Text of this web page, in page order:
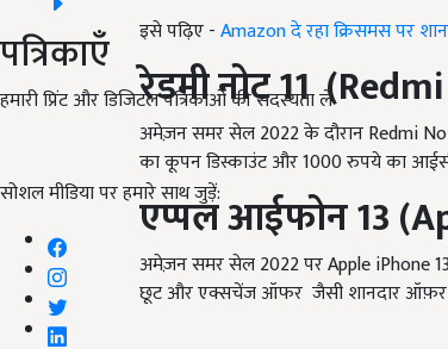
पत्रिकाएँ
हमारी प्रिंट और डिजिटल पत्रिकाओं की सदस्यता लें
सोशल मीडिया पर हमारे साथ जुड़ें:
इसे पढ़िए -Amazon दे रहा क्रिसमस पर
रेडमी नोट11 (
अमेज़न समर सेल 2022 के दौरान Redmi
का कूपन डिस्काउंट और 1000 रुपये का
एप्पल आईफोन13(
अमेज़न समर सेल 2022 पर Apple iPhone
छूट और एक्सचेंज ऑफर जैसी शानदार ऑफ़र